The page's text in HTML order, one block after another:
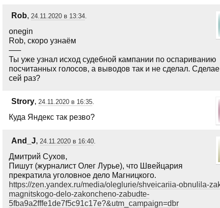
Rob, 24.11.2020 в 13:34.
onegin
Rob, скоро узнаём
—–
Ты уже узнал исход судебной кампании по оспариванию
посчитанных голосов, а выводов так и не сделал.
сей раз?
Strory, 24.11.2020 в 16:35.
Куда Яндекс так резво?
And_J, 24.11.2020 в 16:40.
Дмитрий Сухов,
Пишут (журналист Олег Лурье), что Швейцария
прекратила уголовное дело Магницкого.
https://zen.yandex.ru/media/oleglurie/shveicariia-obnulila-
magnitskogo-delo-zakoncheno-zabudte-
5fba9a2fffe1de7f5c91c17e?&utm_campaign=dbr